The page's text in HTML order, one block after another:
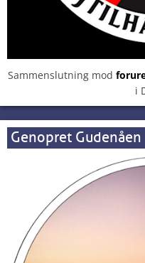
Sammenslutning mod
i
Genopret Gudenåen